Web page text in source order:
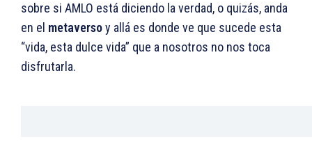
sobre si AMLO está diciendo la verdad, o quizás, anda
en el metaversoy allá es donde ve que sucede esta
“vida, esta dulce vida” que a nosotros no nos toca
disfrutarla.